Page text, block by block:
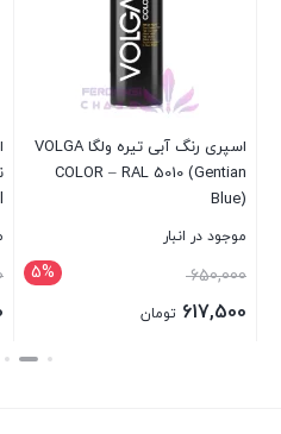
اسپری رنگ آبی تیره ولگا VOLGA
COLOR – RAL 5010 (Gentian
Blue)
موجود در انبار
5% 650,000قیمت
اصلی:617,500 تومان